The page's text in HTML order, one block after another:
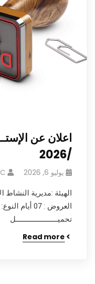
/2026
يوليو 6, 2026 C
الهيئة :مديرية
العروض : 07
تحميـــــــــــــــــــــل
Read more